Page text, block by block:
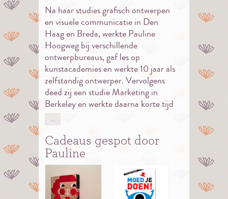
Na haar studies grafisch ontwerpen
en visuele communicatie in Den
Haag en Breda, werkte Pauline
Hoogweg bij verschillende
ontwerpbureaus, gaf les op
kunstacademies en werkte 10 jaar als
zelfstandig ontwerper. Vervolgens
deed zij een studie Marketing in
Berkeley en werkte daarna korte tijd
Eind 2010 verhuisde Pauline
Hoogweg samen met haar partner en
hun zoon van bijna 1 van Rotterdam
naar Zurich. Dit betekende een
verandering van land, huis, thuis, taal,
Cadeaus gespot door
Pauline